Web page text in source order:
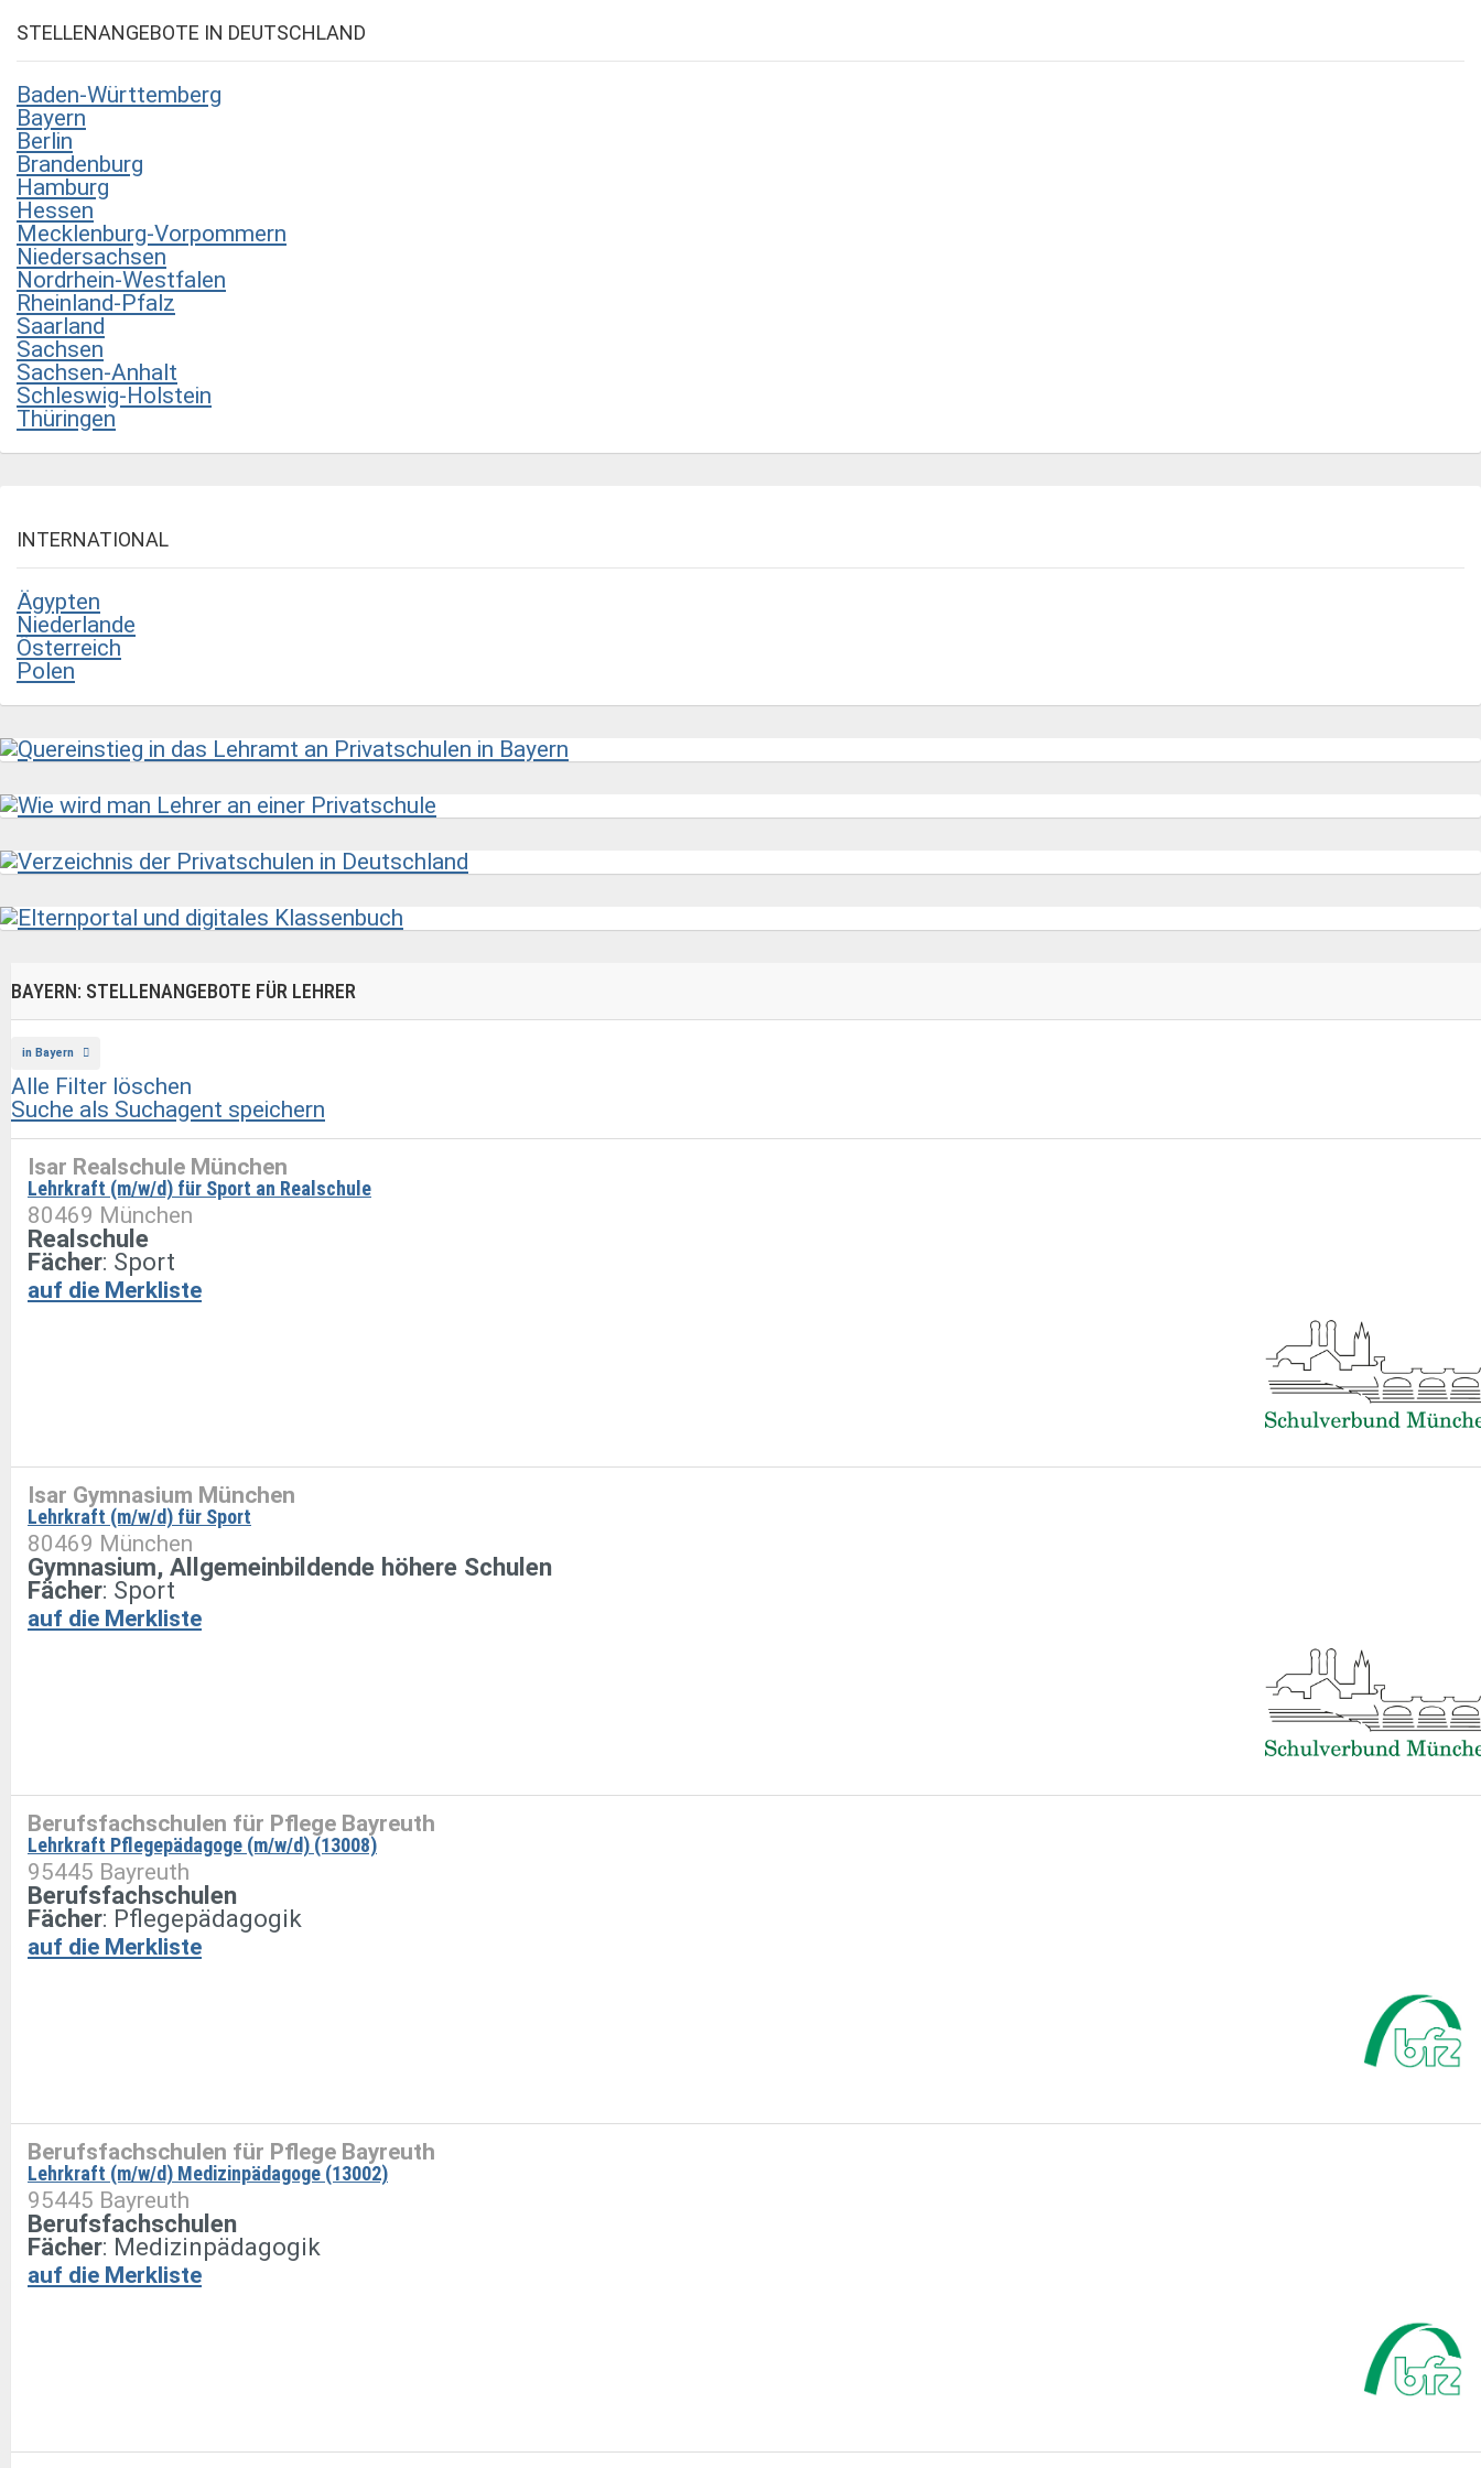
STELLENANGEBOTE IN DEUTSCHLAND
Baden-Württemberg
Bayern
Berlin
Brandenburg
Hamburg
Hessen
Mecklenburg-Vorpommern
Niedersachsen
Nordrhein-Westfalen
Rheinland-Pfalz
Saarland
Sachsen
Sachsen-Anhalt
Schleswig-Holstein
Thüringen
INTERNATIONAL
Ägypten
Niederlande
Österreich
Polen
BAYERN: STELLENANGEBOTE FÜR LEHRER
in Bayern
Alle Filter löschen
Suche als Suchagent speichern
Isar Realschule München
Lehrkraft (m/w/d) für Sport an Realschule
80469 München
Realschule
Fächer: Sport
auf die Merkliste
Isar Gymnasium München
Lehrkraft (m/w/d) für Sport
80469 München
Gymnasium, Allgemeinbildende höhere Schulen
Fächer: Sport
auf die Merkliste
Berufsfachschulen für Pflege Bayreuth
Lehrkraft Pflegepädagoge (m/w/d) (13008)
95445 Bayreuth
Berufsfachschulen
Fächer: Pflegepädagogik
auf die Merkliste
Berufsfachschulen für Pflege Bayreuth
Lehrkraft (m/w/d) Medizinpädagoge (13002)
95445 Bayreuth
Berufsfachschulen
Fächer: Medizinpädagogik
auf die Merkliste